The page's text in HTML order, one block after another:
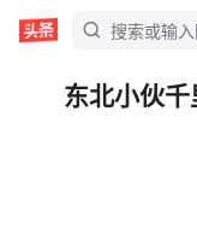
东北小伙